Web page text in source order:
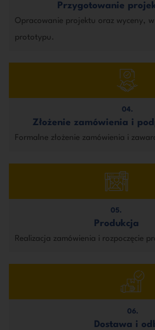
Przygotowanie
Opracowanie projektu oraz wyceny,
prototypu.
04.
Złożenie zamówienia i
Formalne złożenie zamówienia i
05.
Produkcja
Realizacja zamówienia i rozpoczęcie
06.
Dostawa i